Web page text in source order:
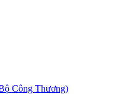
Công Thương)